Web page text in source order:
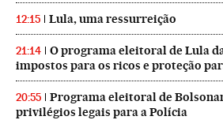
12:15 Lula, uma ressurreição
21:14
O programa eleitoral de Lula
impostos para os ricos e proteção
20:55
Programa eleitoral de
privilégios legais para a Polícia